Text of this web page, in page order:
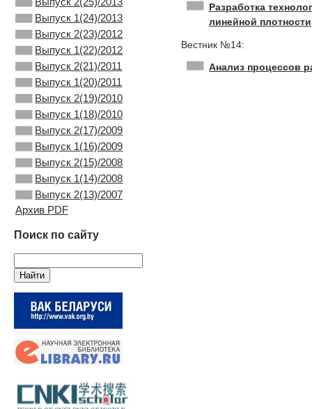
Выпуск 1(24)/2013
Выпуск 2(23)/2012
Выпуск 1(22)/2012
Выпуск 2(21)/2011
Выпуск 1(20)/2011
Выпуск 2(19)/2010
Выпуск 1(18)/2010
Выпуск 2(17)/2009
Выпуск 1(16)/2009
Выпуск 2(15)/2008
Выпуск 1(14)/2008
Выпуск 2(13)/2007
Архив PDF
Поиск по сайту
Разработка
линейной плотности
Вестник №14:
Анализ процессов